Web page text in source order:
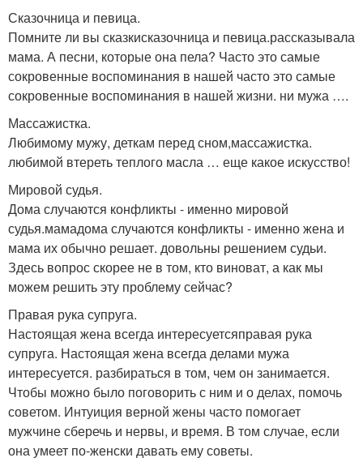
Сказочница и певица.
Помните ли вы сказкисказочница и певица.рассказывала
мама. А песни, которые она пела? Часто это самые
сокровенные воспоминания в нашей часто это самые
сокровенные воспоминания в нашей жизни. ни мужа ….
Массажистка.
Любимому мужу, деткам перед сном,массажистка.
любимой втереть теплого масла … еще какое искусство!
Мировой судья.
Дома случаются конфликты - именно мировой
судья.мамадома случаются конфликты - именно жена и
мама их обычно решает. довольны решением судьи.
Здесь вопрос скорее не в том, кто виноват, а как мы
можем решить эту проблему сейчас?
Правая рука супруга.
Настоящая жена всегда интересуетсяправая рука
супруга. Настоящая жена всегда делами мужа
интересуется. разбираться в том, чем он занимается.
Чтобы можно было поговорить с ним и о делах, помочь
советом. Интуиция верной жены часто помогает
мужчине сберечь и нервы, и время. В том случае, если
она умеет по-женски давать ему советы.